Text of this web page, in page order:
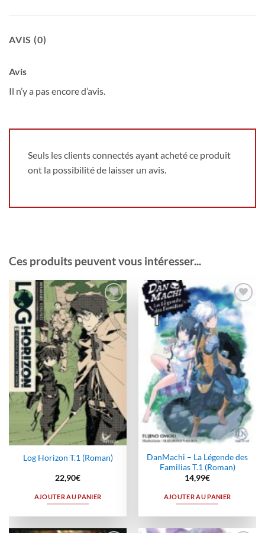
AVIS (0)
Avis
Il n’y a pas encore d’avis.
Seuls les clients connectés ayant acheté ce produit
ont la possibilité de laisser un avis.
Ces produits peuvent vous intéresser...
Ajouter
à la
wishlist
Log Horizon T.1 (Roman)
22,90€
AJOUTER AU PANIER
Ajouter
à la
wishlist
DanMachi – La Légende des
Familias T.1 (Roman)
14,99€
AJOUTER AU PANIER